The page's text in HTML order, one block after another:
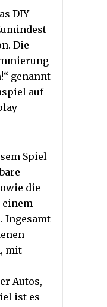
DIY
Die
genannt
auf
Spiel
die
einem
Ingesamt
mit
Autos,
ist es